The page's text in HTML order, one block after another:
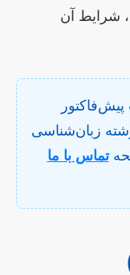
شرایط آن
زبان‌شناسی
تماس با ما